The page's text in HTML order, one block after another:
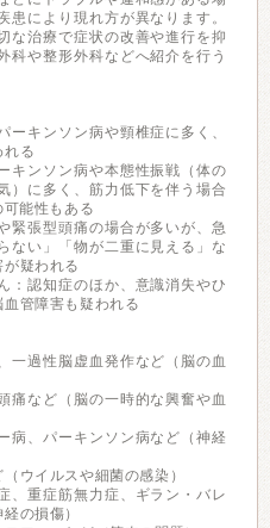
により現れ方が異なります。
な治療で症状の改善や進行を抑
科や整形外科などへ紹介を行う
ーキンソン病や頸椎症に多く、
れる
キンソン病や本態性振戦（体の
）に多く、筋力低下を伴う場合
能性もある
緊張型頭痛の場合が多いが、急
ない」「物が二重に見える」な
疑われる
：認知症のほか、意識消失やひ
管障害も疑われる
一過性脳虚血発作など（脳の血
痛など（脳の一時的な興奮や血
病、パーキンソン病など（神経
ウイルスや細菌の感染）
、重症筋無力症、ギラン・バレ
の損傷）